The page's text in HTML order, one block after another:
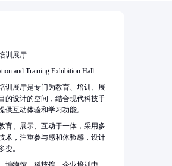
训展厅
and Training Exhibition Hall
训展厅是专门为教育、培训、展
的设计的空间，结合现代科技手
供互动体验和学习功能。
育、展示、互动于一体，采用多
术，注重参与感和体验感，设计
变。